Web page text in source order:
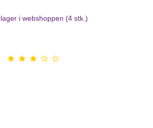
i webshoppen (4 stk.)